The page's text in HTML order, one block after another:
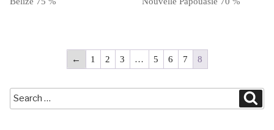
← 1 2 3 … 5 6 7 8
Search
for: